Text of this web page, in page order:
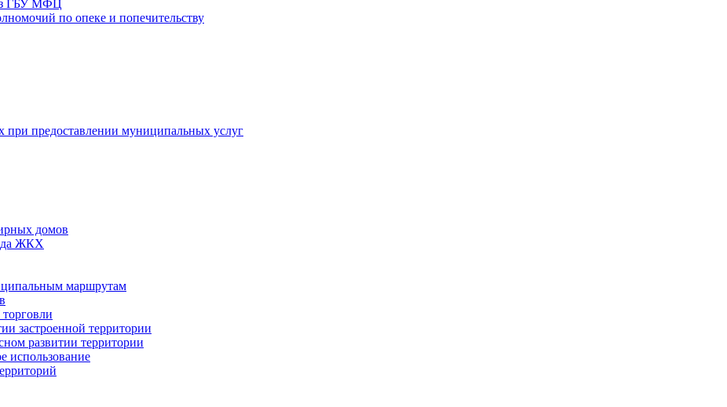
ГБУ МФЦ
по опеке и попечительству
предоставлении муниципальных услуг
домов
ЖКХ
маршрутам
застроенной территории
развитии территории
использование